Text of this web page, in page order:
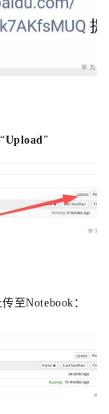
Upload”
至Notebook：